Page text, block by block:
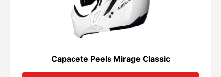
Capacete Peels Mirage Classic